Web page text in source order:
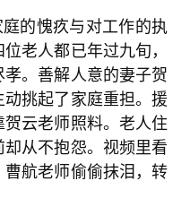
的愧疚与对工作的执
老人都已年过九旬，
。善解人意的妻子贺
挑起了家庭重担。援
云老师照料。老人住
从不抱怨。视频里看
航老师偷偷抹泪，转